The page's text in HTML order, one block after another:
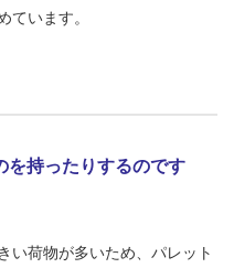
ています。
を持ったりするのです
い荷物が多いため、パレット